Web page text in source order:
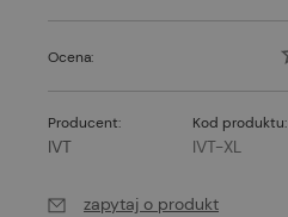
Ocena:
Producent:
IVT
Kod produktu:
IVT-XL
zapytaj o produkt